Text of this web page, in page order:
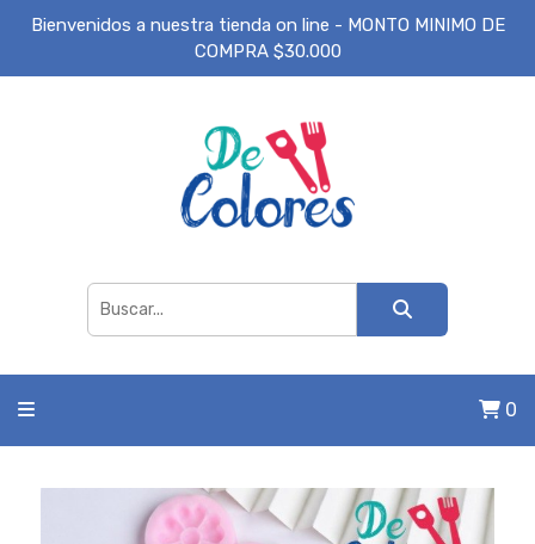
Bienvenidos a nuestra tienda on line - MONTO MINIMO DE
COMPRA $30.000
0